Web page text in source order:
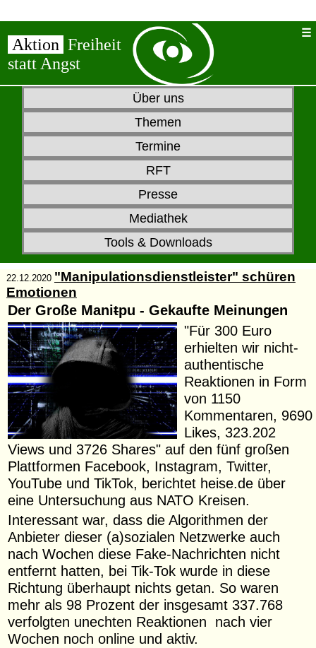
Aktion Freiheit
statt Angst
Über uns
Themen
Termine
RFT
Presse
Mediathek
Tools & Downloads
22.12.2020 "Manipulationsdienstleister" schüren
Emotionen
Der Große Manitpu - Gekaufte Meinungen
"Für 300 Euro
erhielten wir nicht-
authentische
Reaktionen in Form
von 1150
Kommentaren, 9690
Likes, 323.202
Views und 3726 Shares" auf den fünf großen
Plattformen Facebook, Instagram, Twitter,
YouTube und TikTok, berichtet heise.de über
eine Untersuchung aus NATO Kreisen.
Interessant war, dass die Algorithmen der
Anbieter dieser (a)sozialen Netzwerke auch
nach Wochen diese Fake-Nachrichten nicht
entfernt hatten, bei Tik-Tok wurde in diese
Richtung überhaupt nichts getan. So waren
mehr als 98 Prozent der insgesamt 337.768
verfolgten unechten Reaktionen nach vier
Wochen noch online und aktiv.